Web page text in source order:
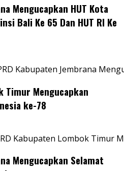
Mengucapkan HUT Kota
Bali Ke 65 Dan HUT RI Ke
Kabupaten Jembrana
Timur Mengucapkan
ke-78
Kabupaten Lombok Timur
Mengucapkan Selamat